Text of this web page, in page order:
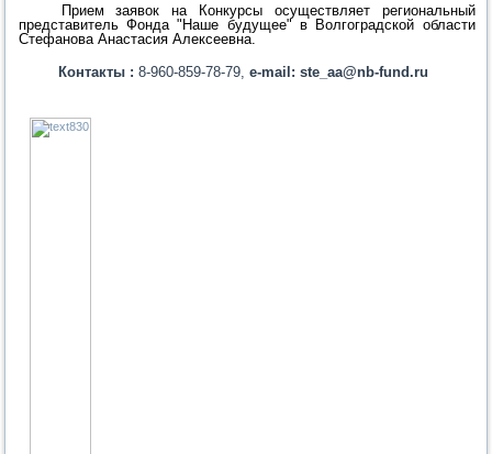
Прием заявок на Конкурсы осуществляет региональный
представитель Фонда "Наше будущее" в Волгоградской области
Стефанова Анастасия Алексеевна.
Контакты : 8-960-859-78-79,e-mail:ste _aa@nb-fund.ru